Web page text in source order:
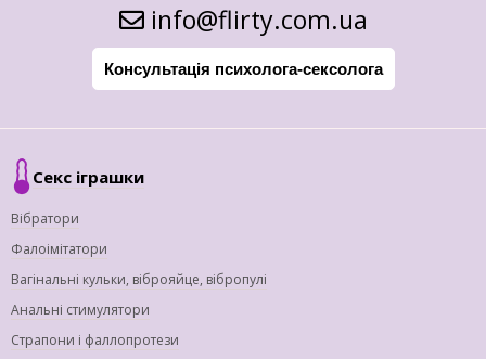
info@flirty.com.ua
Консультація психолога-сексолога
Секс іграшки
Вібратори
Фалоімітатори
Вагінальні кульки, віброяйце, вібропулі
Анальні стимулятори
Страпони і фаллопротези